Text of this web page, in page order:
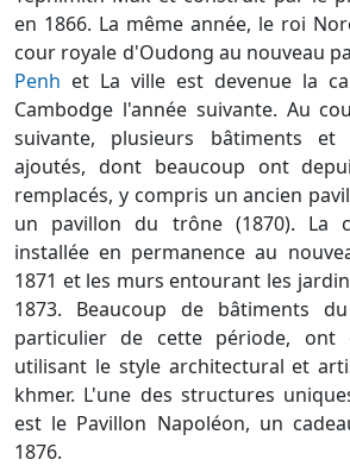
en 1866. La même année, le roi
cour royale d'Oudong au nouveau
Penh et La ville est devenue la
Cambodge l'année suivante. Au
suivante, plusieurs bâtiments
ajoutés, dont beaucoup ont
remplacés, y compris un ancien
un pavillon du trône (1870). La
installée en permanence au
1871 et les murs entourant les
1873. Beaucoup de bâtiments
particulier de cette période, ont
utilisant le style architectural et
khmer. L'une des structures
est le Pavillon Napoléon, un
1876.